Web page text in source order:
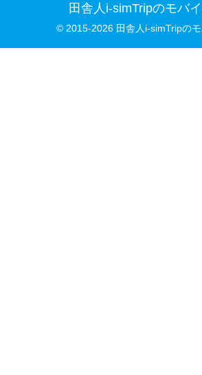
田舎人i-simTripのモバ
© 2015-2026 田舎人i-simTripのモ